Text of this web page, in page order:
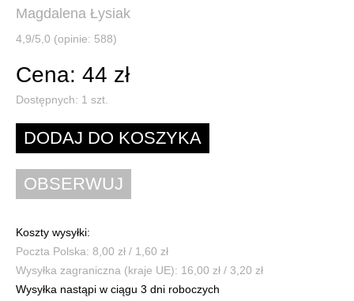
Magdalena Łysiak
4,9/5,0 (opinie: 588)
Cena: 44 zł
Dostępnych: 1 szt.
Koszty wysyłki:
Poczta Polska: 8,00 zł / 1,60 zł
Wysyłka zagraniczna (kraje UE): 16,00 zł / 3,20 zł
Wysyłka nastąpi w ciągu 3 dni roboczych